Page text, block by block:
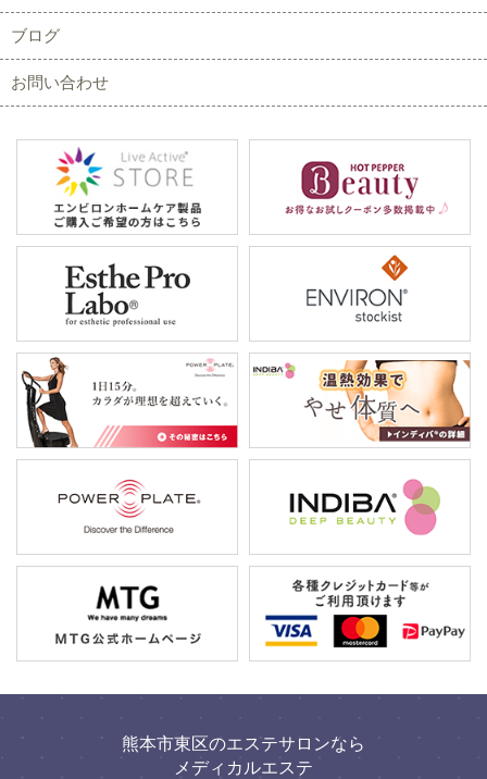
ブログ
お問い合わせ
熊本市東区のエステサロンなら
メディカルエステ